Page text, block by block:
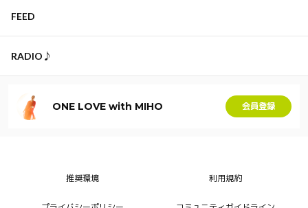
FEED
RADIO♪
ONE LOVE with MIHO 会員登録
推奨環境 利用規約